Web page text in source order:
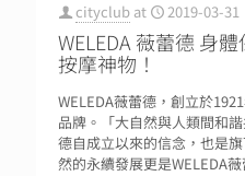
cityclub at 2019-03-31
WELEDA 薇蕾德 身
按摩神物！
WELEDA薇蕾德，創立於
品牌。「大自然與人類間和
德自成立以來的信念，也是
然的永續發展更是WELEDA